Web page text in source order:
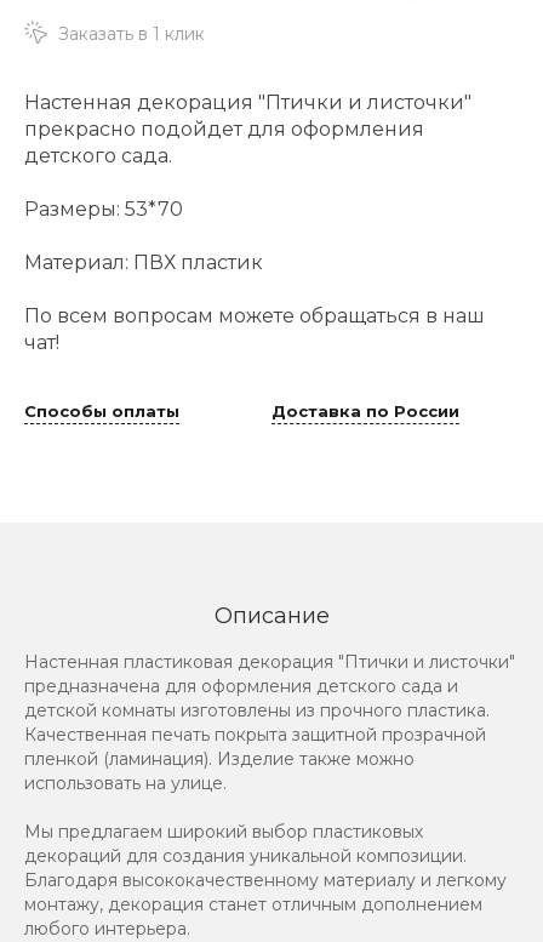
Заказать в 1 клик
Настенная декорация "Птички и листочки"
прекрасно подойдет для оформления
детского сада.
Размеры: 53*70
Материал: ПВХ пластик
По всем вопросам можете обращаться в наш
чат!
Способы оплаты Доставка по России
Описание
Настенная пластиковая декорация "Птички и листочки"
предназначена для оформления детского сада и
детской комнаты изготовлены из прочного пластика.
Качественная печать покрыта защитной прозрачной
пленкой (ламинация). Изделие также можно
использовать на улице.
Мы предлагаем широкий выбор пластиковых
декораций для создания уникальной композиции.
Благодаря высококачественному материалу и легкому
монтажу, декорация станет отличным дополнением
любого интерьера.